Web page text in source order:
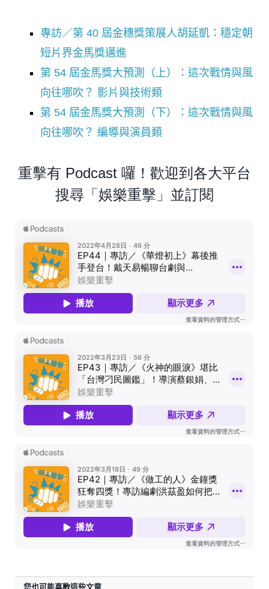
專訪／第 40 屆金穗獎策展人胡延凱：穩定朝
短片界金馬獎邁進
第 54 屆金馬獎大預測（上）：這次戰情與風
向往哪吹？ 影片與技術類
第 54 屆金馬獎大預測（下）：這次戰情與風
向往哪吹？ 編導與演員類
重擊有 Podcast 囉！歡迎到各大平台
搜尋「娛樂重擊」並訂閱
您也可能喜歡這些文章